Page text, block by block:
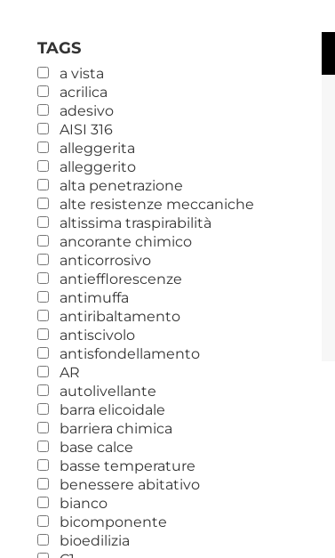
TAGS
a vista
acrilica
adesivo
AISI 316
alleggerita
alleggerito
alta penetrazione
alte resistenze meccaniche
altissima traspirabilità
ancorante chimico
anticorrosivo
antiefflorescenze
antimuffa
antiribaltamento
antiscivolo
antisfondellamento
AR
autolivellante
barra elicoidale
barriera chimica
base calce
basse temperature
benessere abitativo
bianco
bicomponente
bioedilizia